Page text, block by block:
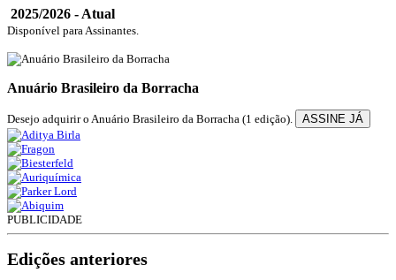
2025/2026 - Atual
Disponível para Assinantes.
Anuário Brasileiro da Borracha
Desejo adquirir o Anuário Brasileiro da Borracha (1 edição). ASSINE JÁ
PUBLICIDADE
Edições anteriores